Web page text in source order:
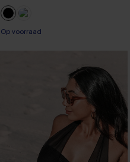
【AG18】2 met 10% korting
Op voorraad